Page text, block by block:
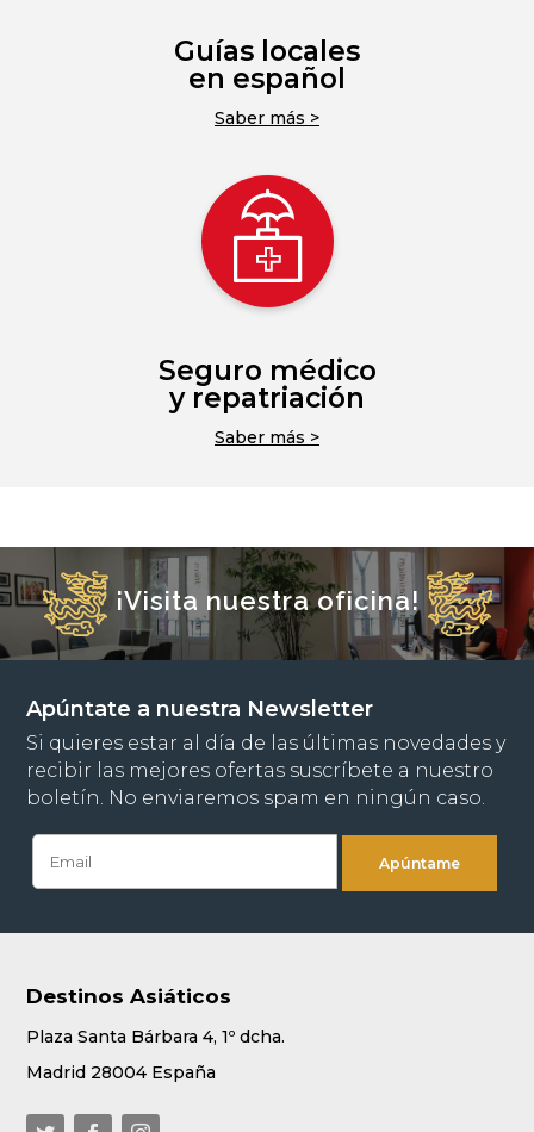
Guías locales
en español
Saber más >
Seguro médico
y repatriación
Saber más >
¡Visita nuestra oficina!
Apúntate a nuestra Newsletter
Si quieres estar al día de las últimas novedades y
recibir las mejores ofertas suscríbete a nuestro
boletín. No enviaremos spam en ningún caso.
Destinos Asiáticos
Plaza Santa Bárbara 4, 1º dcha.
Madrid 28004 España